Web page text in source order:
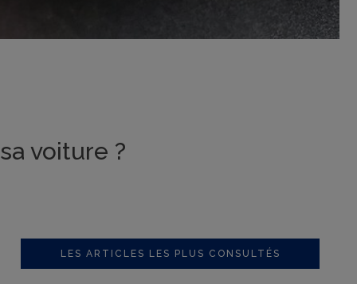
voiture ?
LES ARTICLES LES PLUS CONSULTÉS